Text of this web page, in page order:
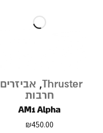
Thruster
, אביזרים
חרבות
AM1 Alpha
₪450.00